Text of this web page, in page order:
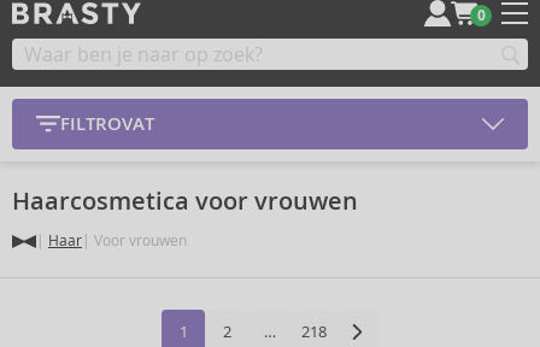
0
FILTROVAT
Haarcosmetica voor vrouwen
Haar Voor vrouwen
1 2 … 218